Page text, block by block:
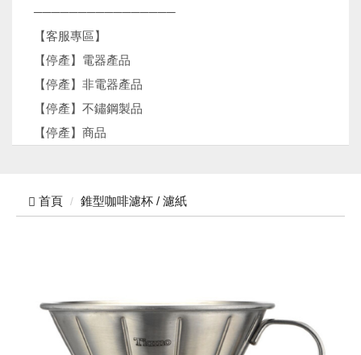
────────────────
【客服專區】
【停產】電器產品
【停產】非電器產品
【停產】不鏽鋼製品
【停產】商品
首頁 錐型咖啡濾杯 / 濾紙